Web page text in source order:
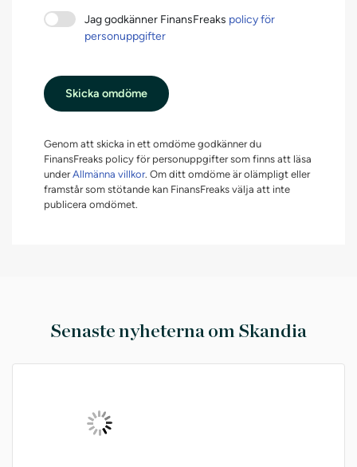
Jag godkänner FinansFreaks policy för
personuppgifter
Skicka omdöme
Genom att skicka in ett omdöme godkänner du
FinansFreaks policy för personuppgifter som finns att läsa
underAllmänna villkor. Om ditt omdöme är olämpligt eller
framstår som stötande kan FinansFreaks välja att inte
publicera omdömet.
Senaste nyheterna om Skandia